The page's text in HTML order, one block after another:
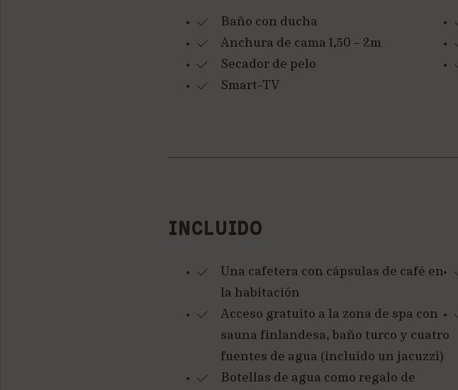
Baño con ducha
Anchura de cama 1,50 – 2m
Secador de pelo
Smart-TV
INCLUIDO
Una cafetera con cápsulas de café en
la habitación
Acceso gratuito a la zona de spa con
sauna finlandesa, baño turco y cuatro
fuentes de agua (incluido un jacuzzi)
Botellas de agua como regalo de